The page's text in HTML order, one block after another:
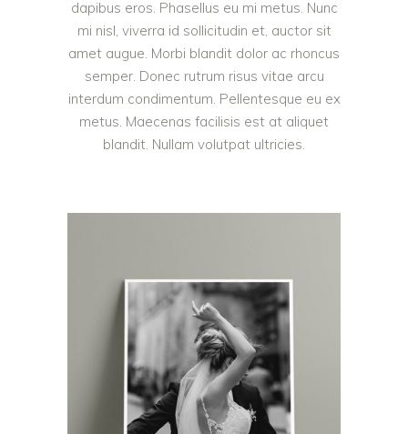
dapibus eros. Phasellus eu mi metus. Nunc
mi nisl, viverra id sollicitudin et, auctor sit
amet augue. Morbi blandit dolor ac rhoncus
semper. Donec rutrum risus vitae arcu
interdum condimentum. Pellentesque eu ex
metus. Maecenas facilisis est at aliquet
blandit. Nullam volutpat ultricies.